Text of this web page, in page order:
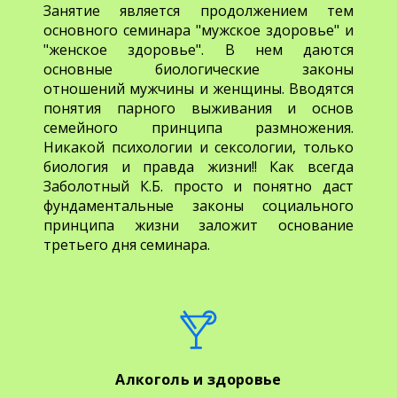
Занятие является продолжением тем
основного семинара "мужское здоровье" и
"женское здоровье". В нем даются
основные биологические законы
отношений мужчины и женщины. Вводятся
понятия парного выживания и основ
семейного принципа размножения.
Никакой психологии и сексологии, только
биология и правда жизни!! Как всегда
Заболотный К.Б. просто и понятно даст
фундаментальные законы социального
принципа жизни заложит основание
третьего дня семинара.
Алкоголь и здоровье